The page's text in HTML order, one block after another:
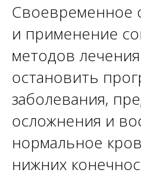
Своевременное
и применение
методов
остановить
заболевания,
осложнения и
нормальное
нижних